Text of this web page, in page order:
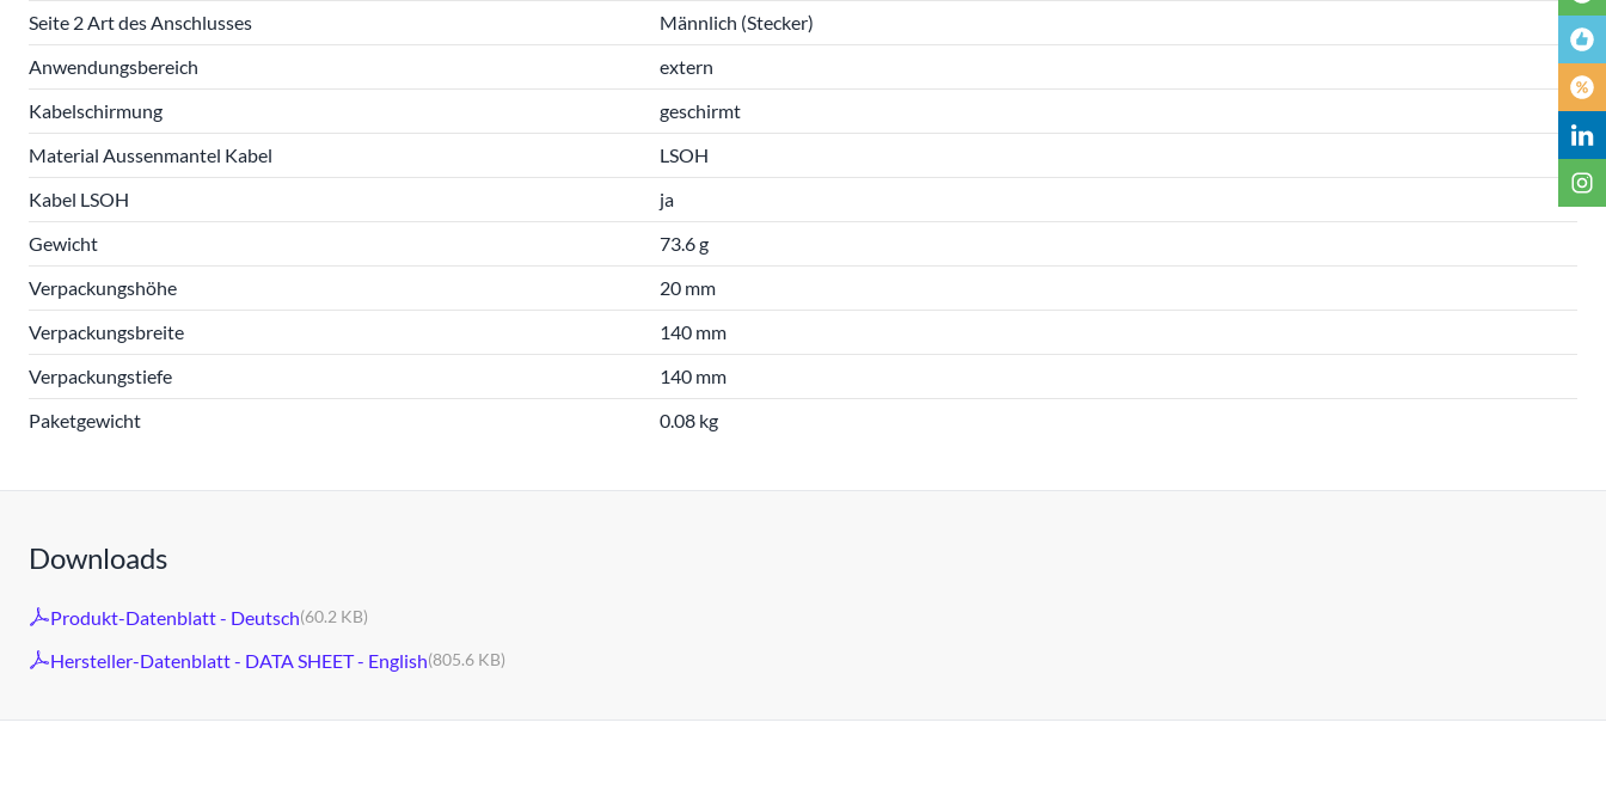
Seite 2 Art des Anschlusses
Männlich (Stecker)
Anwendungsbereich
extern
Kabelschirmung
geschirmt
Material Aussenmantel Kabel
LSOH
Kabel LSOH
ja
Gewicht
73.6 g
Verpackungshöhe
20 mm
Verpackungsbreite
140 mm
Verpackungstiefe
140 mm
Paketgewicht
0.08 kg
Downloads
Produkt-Datenblatt - Deutsch(60.2 KB)
Hersteller-Datenblatt - DATA SHEET - English(805.6 KB)